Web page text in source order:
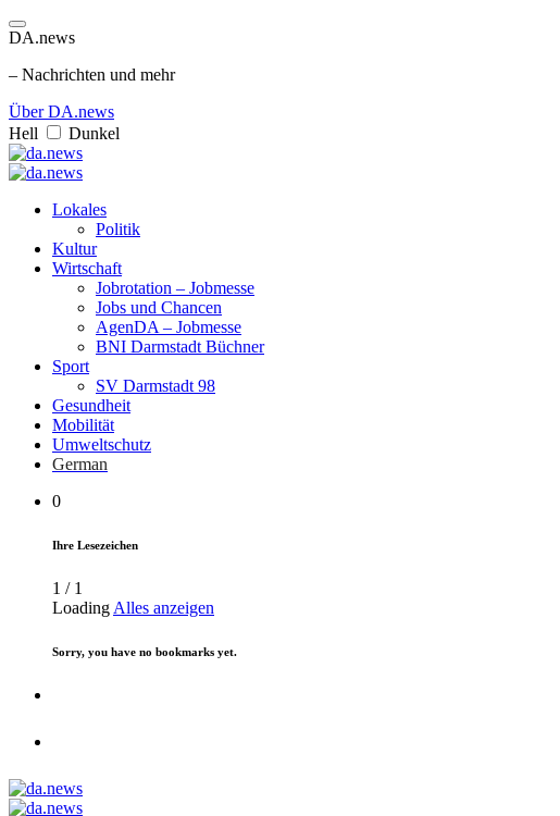
DA.news
– Nachrichten und mehr
Über DA.news
Hell
Dunkel
Lokales
Politik
Kultur
Wirtschaft
Jobrotation – Jobmesse
Jobs und Chancen
AgenDA – Jobmesse
BNI Darmstadt Büchner
Sport
SV Darmstadt 98
Gesundheit
Mobilität
Umweltschutz
German
0
Ihre Lesezeichen
1 / 1
Loading Alles anzeigen
Sorry, you have no bookmarks yet.